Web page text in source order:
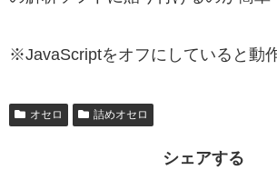
※JavaScriptをオフにしていると動
オセロ 詰めオセロ
シェアする